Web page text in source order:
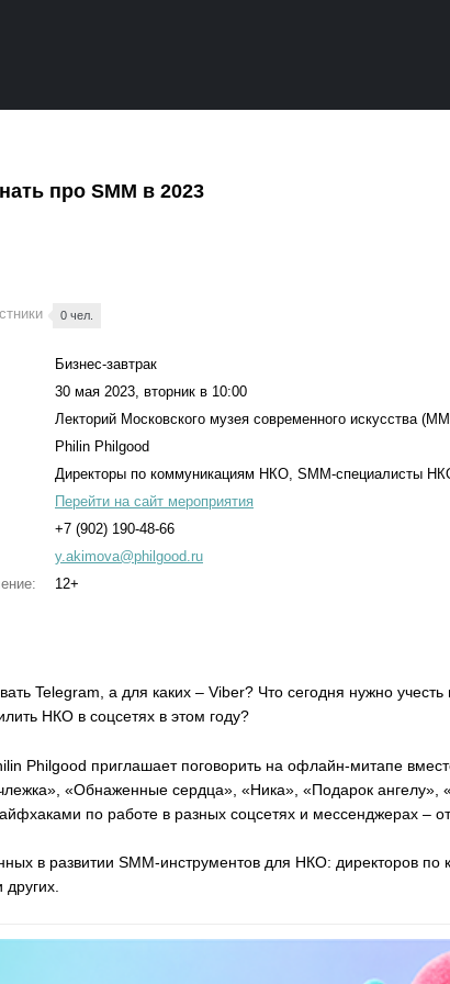
про SMM в 2023
0 чел.
Бизнес-завтрак
30 мая 2023, вторник в 10:00
Лекторий Московского музея современного искусства
Philin Philgood
Директоры по коммуникациям НКО, SMM-специалисты
Перейти на сайт мероприятия
+7 (902) 190-48-66
y.akimova@philgood.ru
12+
Telegram, а для каких – Viber? Что сегодня нужно
НКО в соцсетях в этом году?
Philgood приглашает поговорить на офлайн-митапе
«Обнаженные сердца», «Ника», «Подарок ангелу»,
по работе в разных соцсетях и мессенджерах –
в развитии SMM-инструментов для НКО: директоров